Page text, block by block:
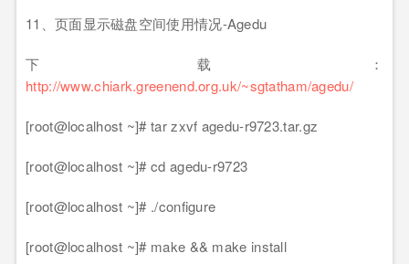
11、页面显示磁盘空间使用情况-Agedu
下载：
http://www.chiark.greenend.org.uk/~sgtatham/agedu/
[root@localhost ~]# tar zxvf agedu-r9723.tar.gz
[root@localhost ~]# cd agedu-r9723
[root@localhost ~]# ./configure
[root@localhost ~]# make && make install